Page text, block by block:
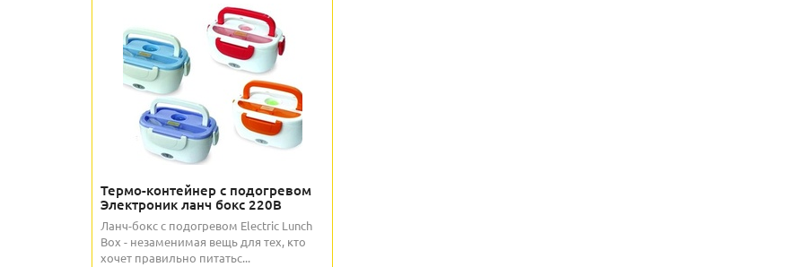
Термо-контейнер с подогревом
Электроник ланч бокс 220В
Ланч-бокс с подогревом Electric Lunch
Box - незаменимая вещь для тех, кто
хочет правильно питатьс...